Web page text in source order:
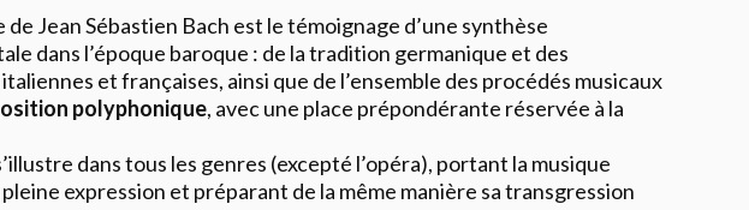
de Jean Sébastien Bach est le témoignage d’une synthèse
dans l’époque baroque : de la tradition germanique et des
et françaises, ainsi que de l’ensemble des procédés musicaux
polyphonique, avec une place prépondérante réservée à la
dans tous les genres (excepté l’opéra), portant la musique
expression et préparant de la même manière sa transgression